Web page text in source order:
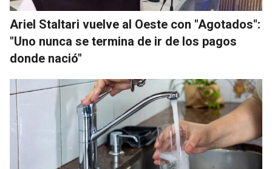
Ariel Staltari vuelve al Oeste con "Agotados":
"Uno nunca se termina de ir de los pagos
donde nació"